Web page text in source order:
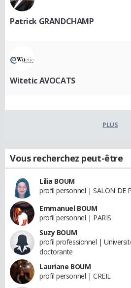
Patrick GRANDCHAMP
Witetic AVOCATS
PLUS
Vous recherchez peut-être
Lilia BOUM
profil personnel | SALON DE
Emmanuel BOUM
profil personnel | PARIS
Suzy BOUM
profil professionnel |
doctorante
Lauriane BOUM
profil personnel | CREIL